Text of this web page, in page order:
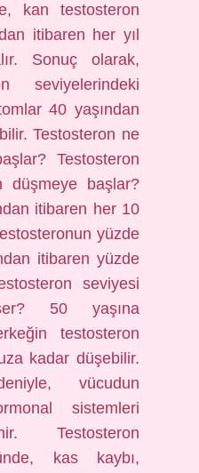
kan testosteron
itibaren her yıl
Sonuç olarak,
seviyelerindeki
40 yaşından
Testosteron ne
Testosteron
düşmeye başlar?
itibaren her 10
yüzde
itibaren yüzde
seviyesi
50 yaşına
testosteron
kadar düşebilir.
vücudun
sistemleri
Testosteron
kas kaybı,